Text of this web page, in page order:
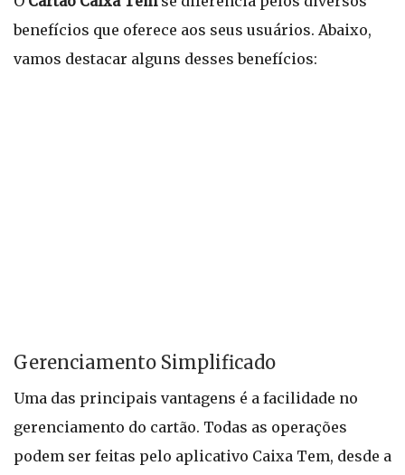
benefícios que oferece aos seus usuários. Abaixo,
vamos destacar alguns desses benefícios:
Gerenciamento Simplificado
Uma das principais vantagens é a facilidade no
gerenciamento do cartão. Todas as operações
podem ser feitas pelo aplicativo Caixa Tem, desde a